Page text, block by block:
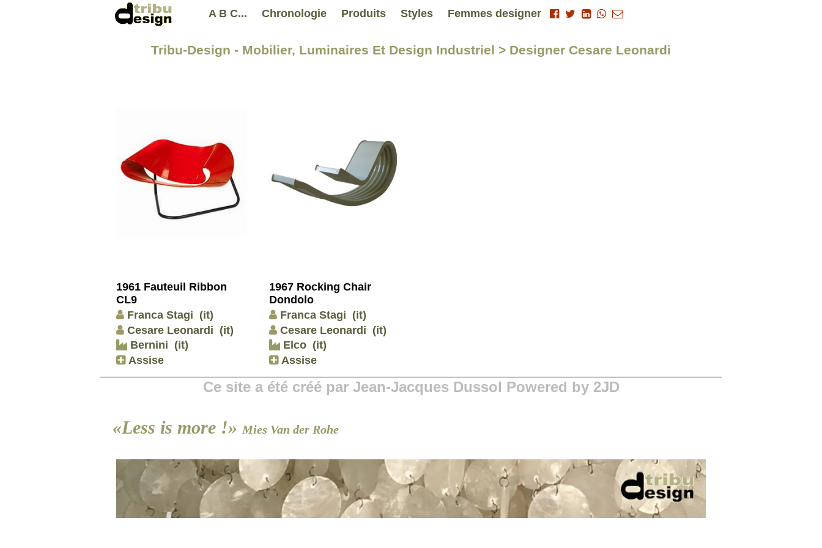
A B C... Chronologie Produits Styles Femmes designer
Tribu-Design - Mobilier, Luminaires Et Design Industriel > Designer Cesare Leonardi
1961 Fauteuil Ribbon
CL9
Franca Stagi (it)
Cesare Leonardi (it)
Bernini (it)
Assise
1967 Rocking Chair
Dondolo
Franca Stagi (it)
Cesare Leonardi (it)
Elco (it)
Assise
Ce site a été créé par Jean-Jacques Dussol Powered by 2JD
«Less is more !» Mies Van der Rohe